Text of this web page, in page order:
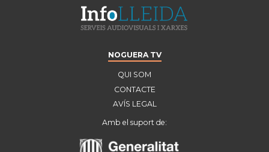
NOGUERA TV
QUI SOM
CONTACTE
AVÍS LEGAL
Amb el suport de: